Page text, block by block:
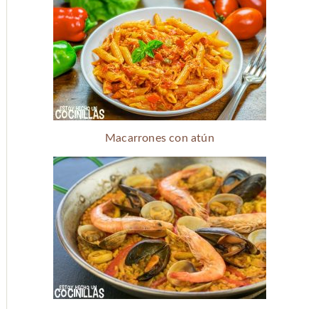
Macarrones con atún